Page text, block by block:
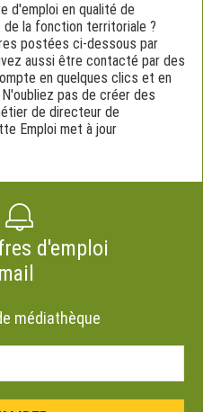
d'emploi en qualité de
la fonction territoriale ?
postées ci-dessous par
aussi être contacté par des
en quelques clics et en
pas de créer des
de directeur de
Emploi met à jour
d'emploi
médiathèque